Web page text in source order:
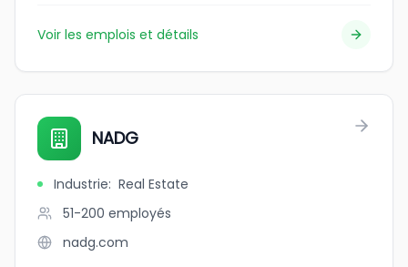
Voir les emplois et détails
NADG
Industrie: Real Estate
51-200 employés
nadg.com